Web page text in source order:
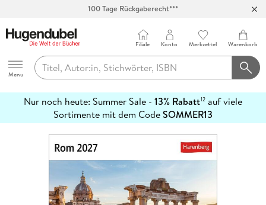
100 Tage Rückgaberecht***
Hugendubel
Menu
Filiale Konto Merkzettel Warenkorb
Nur noch heute: Summer Sale - 13% Rabatt12 auf viele
Sortimente mit dem CodeSOMMER13
erfahren